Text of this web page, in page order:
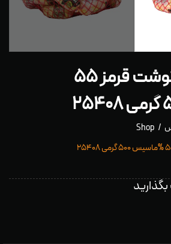
کوکتل ژاپنی گوشت قرمز ۵۵
Shop